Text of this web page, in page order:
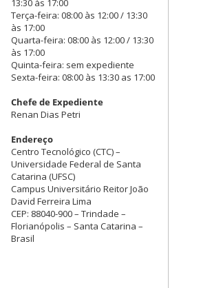
13:30 às 17:00
Terça-feira: 08:00 às 12:00 / 13:30
às 17:00
Quarta-feira: 08:00 às 12:00 / 13:30
às 17:00
Quinta-feira: sem expediente
Sexta-feira: 08:00 às 13:30 as 17:00
Chefe de Expediente
Renan Dias Petri
Endereço
Centro Tecnológico (CTC) –
Universidade Federal de Santa
Catarina (UFSC)
Campus Universitário Reitor João
David Ferreira Lima
CEP: 88040-900 – Trindade –
Florianópolis – Santa Catarina –
Brasil